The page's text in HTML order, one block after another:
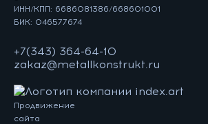
ИНН/КПП: 6686081386/668601001
БИК: 046577674
+7(343) 364-64-10
zakaz@metallkonstrukt.ru
Продвижение
сайта